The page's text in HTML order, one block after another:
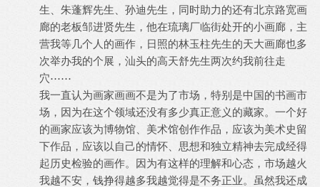
生、朱蓬辉先生、孙迪先生，同时助力的还有北京路宽画
廊的老板邹进贤先生，他在琉璃厂临街处开的小画廊，主
营我等几个人的画作，日照的林玉柱先生的天大画廊也多
次举办我的个展，汕头的高天舒先生两次约我前往走
穴⋯⋯
我一直认为画家画画不是为了市场，特别是中国的书画市
场，因为在这个领域还没有多少真正意义的藏家。一个好
的画家应该为博物馆、美术馆创作作品，应该为美术史留
下作品，应该以自己的情怀、思想和独立精神去完成经得
起历史检验的画作。因为有这样的理解和心态，市场越火
我越不安，钱挣得越多我越觉得是不务正业。虽然我还成